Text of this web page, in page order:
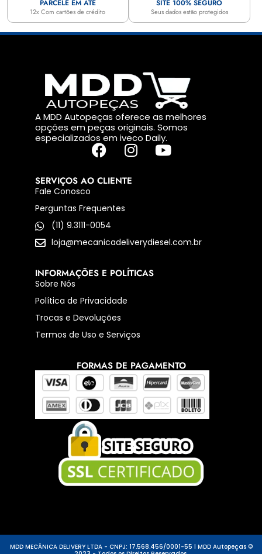
PARCELE EM ATÉ
12x Com cartões de crédito
SITE 100% SEGURO
Seus dados estão protegidos
A MDD Autopeças oferece as melhores
opções em peças originais. Somos
especializados em iveco Daily.
SERVIÇOS AO CLIENTE
Fale Conosco
Perguntas Frequentes
(11) 9.3111-0054
loja@mecanicadeliverydiesel.com.br
INFORMAÇÕES E POLÍTICAS
Sobre Nós
Política de Privacidade
Trocas e Devoluções
Termos de Uso e Serviços
FORMAS DE PAGAMENTO
MDD MECÂNICA DELIVERY LTDA - CNPJ: 17.568.456/0001-55 l MDD Autopeças ©